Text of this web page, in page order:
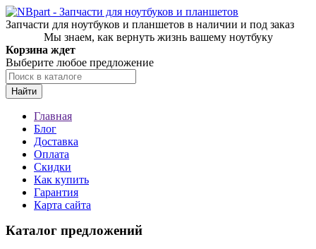
Запчасти для ноутбуков и планшетов в наличии и под заказ
Мы знаем, как вернуть жизнь вашему ноутбуку
Корзина ждет
Выберите любое предложение
Найти
Главная
Блог
Доставка
Оплата
Скидки
Как купить
Гарантия
Карта сайта
Каталог предложений